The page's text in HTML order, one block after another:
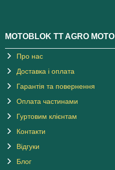
MOTOBLOK TT AGRO MOTO
Про нас
Доставка і оплата
Гарантія та повернення
Оплата частинами
Гуртовим клієнтам
Контакти
Відгуки
Блог